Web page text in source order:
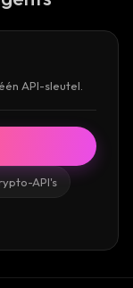
API-sleutel.
API's